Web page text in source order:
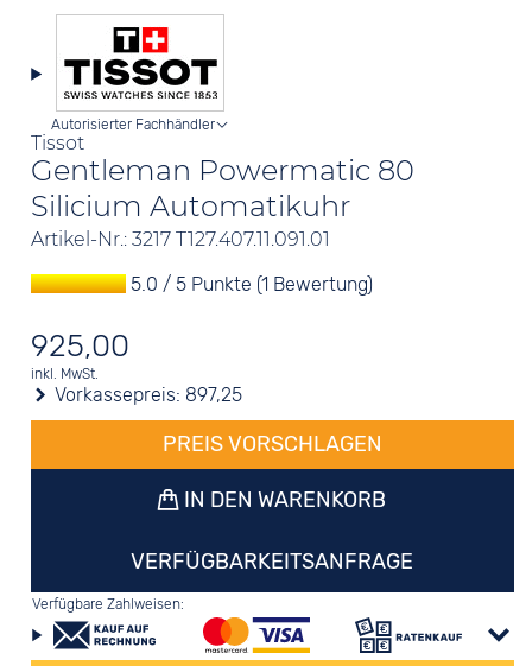
Tissot
Gentleman Powermatic 80
Silicium Automatikuhr
Artikel-Nr.: 3217 T127.407.11.091.01
Autorisierter Fachhändler
5.0 / 5 Punkte (1 Bewertung)
925,00
inkl. MwSt.
Vorkassepreis: 897,25
PREIS VORSCHLAGEN
IN DEN WARENKORB
VERFÜGBARKEITSANFRAGE
Verfügbare Zahlweisen: